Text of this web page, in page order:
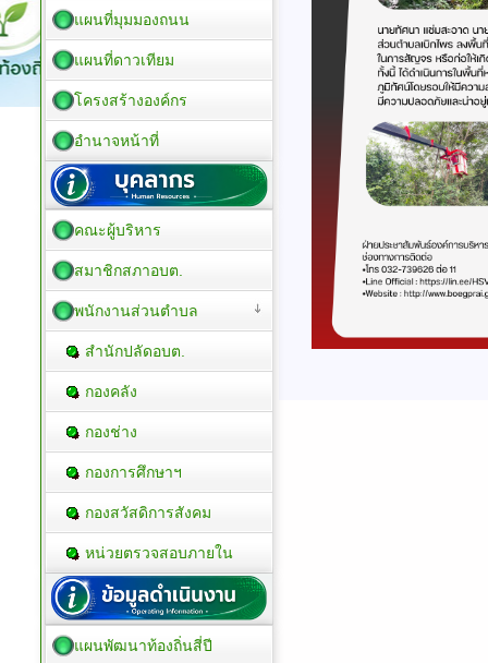
แผนที่มุมมองถนน
แผนที่ดาวเทียม
โครงสร้างองค์กร
อำนาจหน้าที่
คณะผู้บริหาร
สมาชิกสภาอบต.
พนักงานส่วนตำบล
สำนักปลัดอบต.
กองคลัง
กองช่าง
กองการศึกษาฯ
กองสวัสดิการสังคม
หน่วยตรวจสอบภายใน
แผนพัฒนาท้องถิ่นสี่ปี